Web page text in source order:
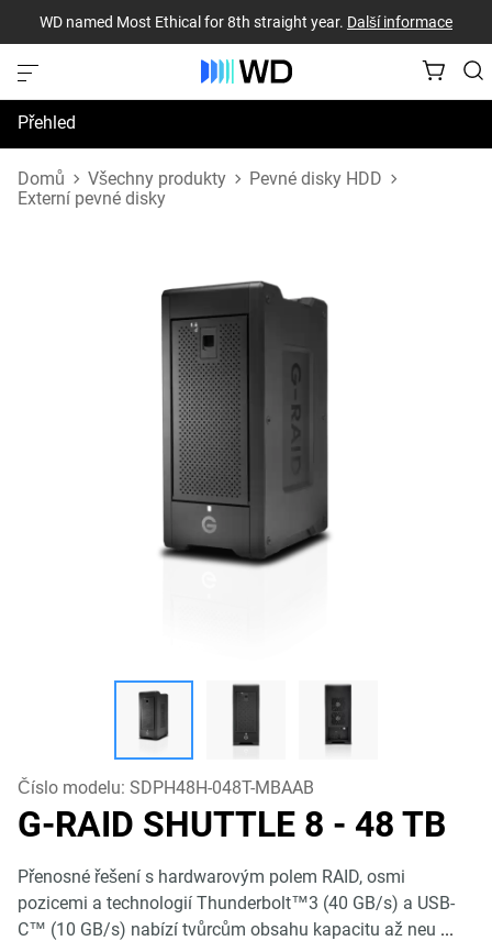
WD named Most Ethical for 8th straight year. Další informace
Přehled
Technické údaje
Domů Všechny produkty
Pevné disky HDD
Externí pevné disky
Číslo modelu: SDPH48H-048T-MBAAB
G-RAID SHUTTLE 8 - 48 TB
Přenosné řešení s hardwarovým polem RAID, osmi
pozicemi a technologií Thunderbolt™3 (40 GB/s) a USB-
C™ (10 GB/s) nabízí tvůrcům obsahu kapacitu až neu ...